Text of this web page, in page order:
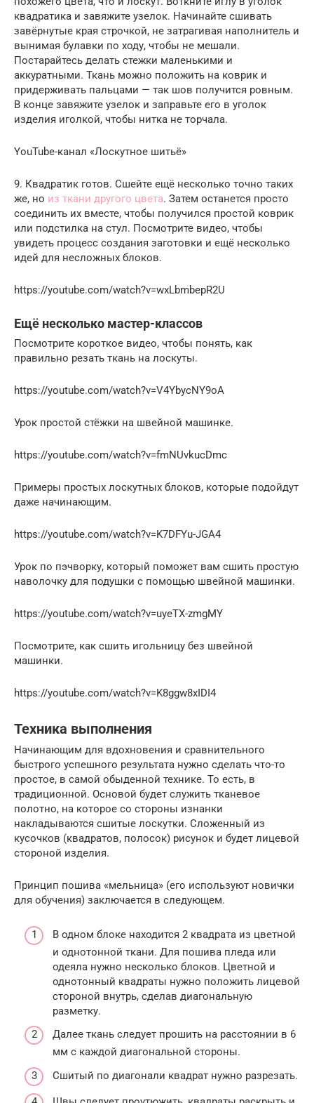
квадратика и завяжите узелок. Начинайте сшивать
завёрнутые края строчкой, не затрагивая наполнитель и
вынимая булавки по ходу, чтобы не мешали.
Постарайтесь делать стежки маленькими и
аккуратными. Ткань можно положить на коврик и
придерживать пальцами — так шов получится ровным.
В конце завяжите узелок и заправьте его в уголок
изделия иголкой, чтобы нитка не торчала.
YouTube-канал «Лоскутное шитьё»
9. Квадратик готов. Сшейте ещё несколько точно таких
же, но из ткани другого цвета. Затем останется просто
соединить их вместе, чтобы получился простой коврик
или подстилка на стул. Посмотрите видео, чтобы
увидеть процесс создания заготовки и ещё несколько
идей для несложных блоков.
https://youtube.com/watch?v=wxLbmbepR2U
Ещё несколько мастер-классов
Посмотрите короткое видео, чтобы понять, как
правильно резать ткань на лоскуты.
https://youtube.com/watch?v=V4YbycNY9oA
Урок простой стёжки на швейной машинке.
https://youtube.com/watch?v=fmNUvkucDmc
Примеры простых лоскутных блоков, которые подойдут
даже начинающим.
https://youtube.com/watch?v=K7DFYu-JGA4
Урок по пэчворку, который поможет вам сшить простую
наволочку для подушки с помощью швейной машинки.
https://youtube.com/watch?v=uyeTX-zmgMY
Посмотрите, как сшить игольницу без швейной
машинки.
https://youtube.com/watch?v=K8ggw8xIDI4
Техника выполнения
Начинающим для вдохновения и сравнительного
быстрого успешного результата нужно сделать что-то
простое, в самой обыденной технике. То есть, в
традиционной. Основой будет служить тканевое
полотно, на которое со стороны изнанки
накладываются сшитые лоскутки. Сложенный из
кусочков (квадратов, полосок) рисунок и будет лицевой
стороной изделия.
Принцип пошива «мельница» (его используют новички
для обучения) заключается в следующем.
В одном блоке находится 2 квадрата из цветной
и однотонной ткани. Для пошива пледа или
одеяла нужно несколько блоков. Цветной и
однотонный квадраты нужно положить лицевой
стороной внутрь, сделав диагональную
разметку.
Далее ткань следует прошить на расстоянии в 6
мм с каждой диагональной стороны.
Сшитый по диагонали квадрат нужно разрезать.